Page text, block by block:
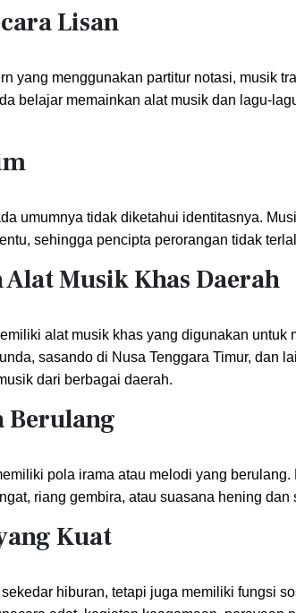
Lisan
yang menggunakan partitur notasi, musik
belajar memainkan alat musik dan lagu-
umumnya tidak diketahui identitasnya.
sehingga pencipta perorangan tidak
Musik Khas Daerah
alat musik khas yang digunakan
sasando di Nusa Tenggara Timur, dan
dari berbagai daerah.
Berulang
pola irama atau melodi yang
riang gembira, atau suasana hening dan
Kuat
hiburan, tetapi juga memiliki fungsi